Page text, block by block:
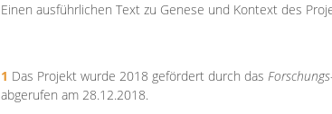
Einen ausführlichen Text zu Genese und Kontext des
1 Das Projekt wurde 2018 gefördert durch das
abgerufen am 28.12.2018.